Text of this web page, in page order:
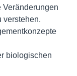
verstehen.
biologischen